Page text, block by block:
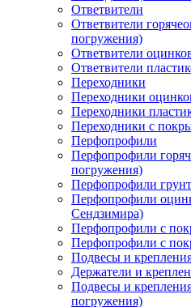
Ответвители
Ответвители
погружения)
Ответвители
Ответвители
Переходники
Переходники
Переходники
Переходники с
Перфопрофили
Перфопрофили
погружения)
Перфопрофили
Перфопрофили
Сендзимира)
Перфопрофили с
Перфопрофили с
Подвесы и
Держатели и
Подвесы и
погружения)